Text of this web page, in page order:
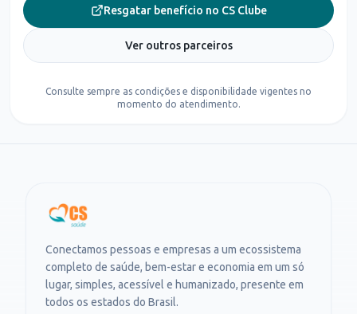
Resgatar benefício no CS Clube
Ver outros parceiros
Consulte sempre as condições e disponibilidade vigentes no
momento do atendimento.
Conectamos pessoas e empresas a um ecossistema
completo de saúde, bem-estar e economia em um só
lugar, simples, acessível e humanizado, presente em
todos os estados do Brasil.